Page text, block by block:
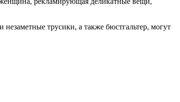
трусики, а также бюстгальтер, могут